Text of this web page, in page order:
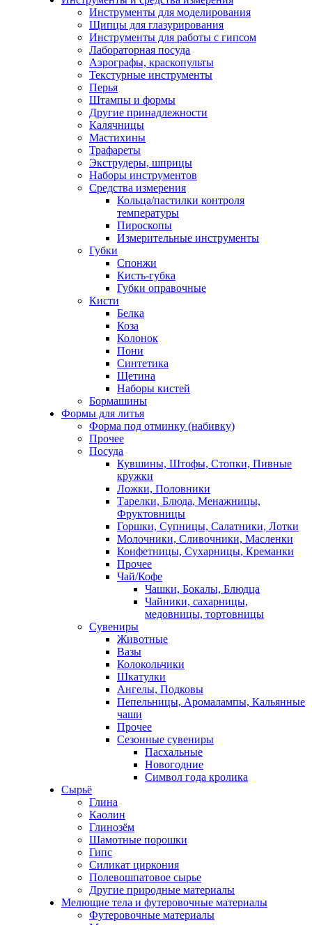
Инструменты для моделирования
Щипцы для глазурирования
Инструменты для работы с гипсом
Лабораторная посуда
Аэрографы, краскопульты
Текстурные инструменты
Перья
Штампы и формы
Другие принадлежности
Калячницы
Мастихины
Трафареты
Экструдеры, шприцы
Наборы инструментов
Средства измерения
Кольца/пастилки контроля
температуры
Пироскопы
Измерительные инструменты
Губки
Спонжи
Кисть-губка
Губки оправочные
Кисти
Белка
Коза
Колонок
Пони
Синтетика
Щетина
Наборы кистей
Бормашины
Формы для литья
Форма под отминку (набивку)
Прочее
Посуда
Кувшины, Штофы, Стопки, Пивные
кружки
Ложки, Половники
Тарелки, Блюда, Менажницы,
Фруктовницы
Горшки, Супницы, Салатники, Лотки
Молочники, Сливочники, Масленки
Конфетницы, Сухарницы, Креманки
Прочее
Чай/Кофе
Чашки, Бокалы, Блюдца
Чайники, сахарницы,
медовницы, тортовницы
Сувениры
Животные
Вазы
Колокольчики
Шкатулки
Ангелы, Подковы
Пепельницы, Аромалампы, Кальянные
чаши
Прочее
Сезонные сувениры
Пасхальные
Новогодние
Символ года кролика
Сырьё
Глина
Каолин
Глинозём
Шамотные порошки
Гипс
Силикат циркония
Полевошпатовое сырье
Другие природные материалы
Мелющие тела и футеровочные материалы
Футеровочные материалы